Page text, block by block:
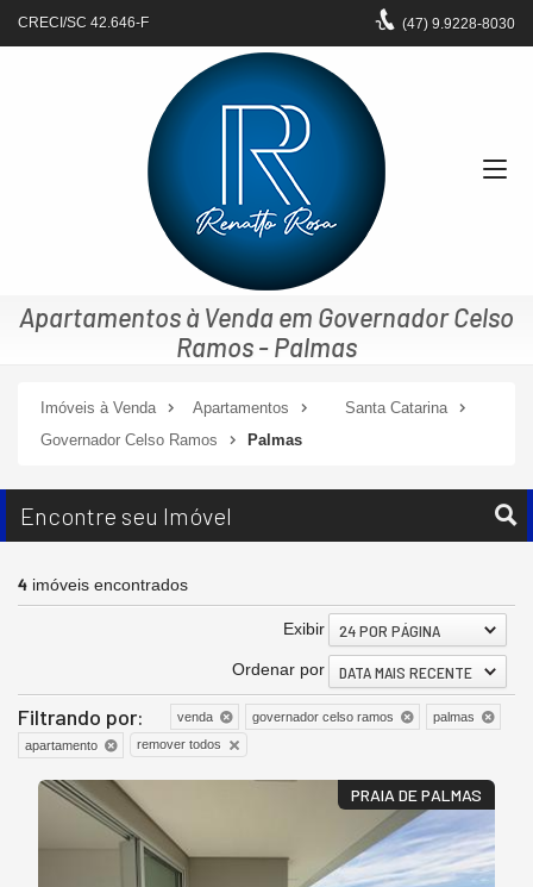
CRECI/SC 42.646-F (47) 9.9228-8030
Apartamentos à Venda em Governador Celso
Ramos - Palmas
Imóveis à Venda Apartamentos
Santa Catarina
Governador Celso Ramos
Palmas
Encontre seu Imóvel
4 imóveis encontrados
Exibir 24 POR PÁGINA
Ordenar por DATA MAIS RECENTE
Filtrando por: venda governador celso ramos
palmas
apartamento
remover todos
PRAIA DE PALMAS